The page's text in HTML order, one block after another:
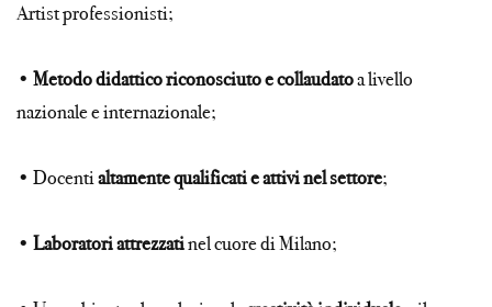
Artist professionisti;
• Metodo didattico riconosciuto e collaudatoa livello
nazionale e internazionale;
• Docentialtamente qualificati e attivi nel settore;
• Laboratori attrezzatinel cuore di Milano;